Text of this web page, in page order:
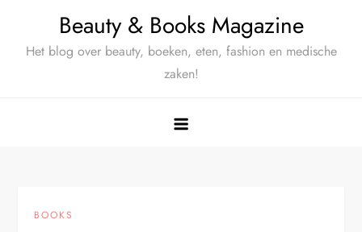
Beauty & Books Magazine
Het blog over beauty, boeken, eten, fashion en medische
zaken!
BOOKS